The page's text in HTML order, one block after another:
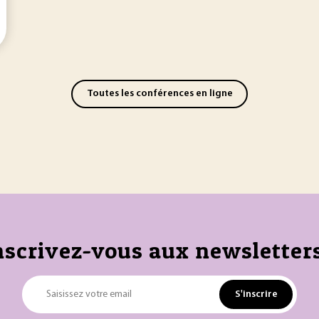
Toutes les conférences en ligne
vous aux
Saisissez votre email S'inscrire